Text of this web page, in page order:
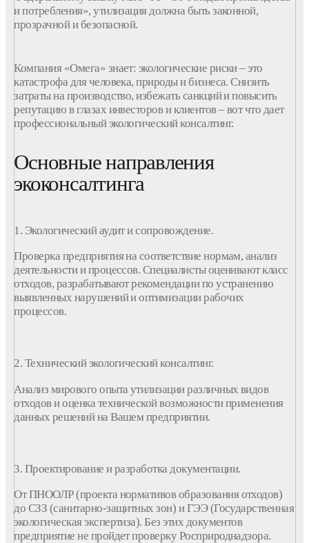
и потребления», утилизация должна быть законной,
прозрачной и безопасной.
Компания«Омега» знает: экологические риски – это
катастрофа для человека, природы и бизнеса. Снизить
затраты на производство, избежать санкций и повысить
репутацию в глазах инвесторов и клиентов – вот что дает
профессиональныйэкологическийконсалтинг.
Основные направления
экоконсалтинга
1. Экологическийаудитисопровождение.
Проверка предприятия на соответствие нормам, анализ
деятельности и процессов. Специалисты оценивают класс
отходов, разрабатывают рекомендации по устранению
выявленных нарушений и оптимизации рабочих
процессов.
2. Техническийэкологическийконсалтинг.
Анализ мирового опыта утилизации различных видов
отходов и оценка технической возможности применения
данных решений на Вашем предприятии.
3. Проектирование иразработка документации.
От ПНООЛР (проекта нормативов образования отходов)
до СЗЗ (санитарно-защитных зон) и ГЭЭ (Государственная
экологическая экспертиза). Без этих документов
предприятие не пройдет проверку Росприроднадзора.